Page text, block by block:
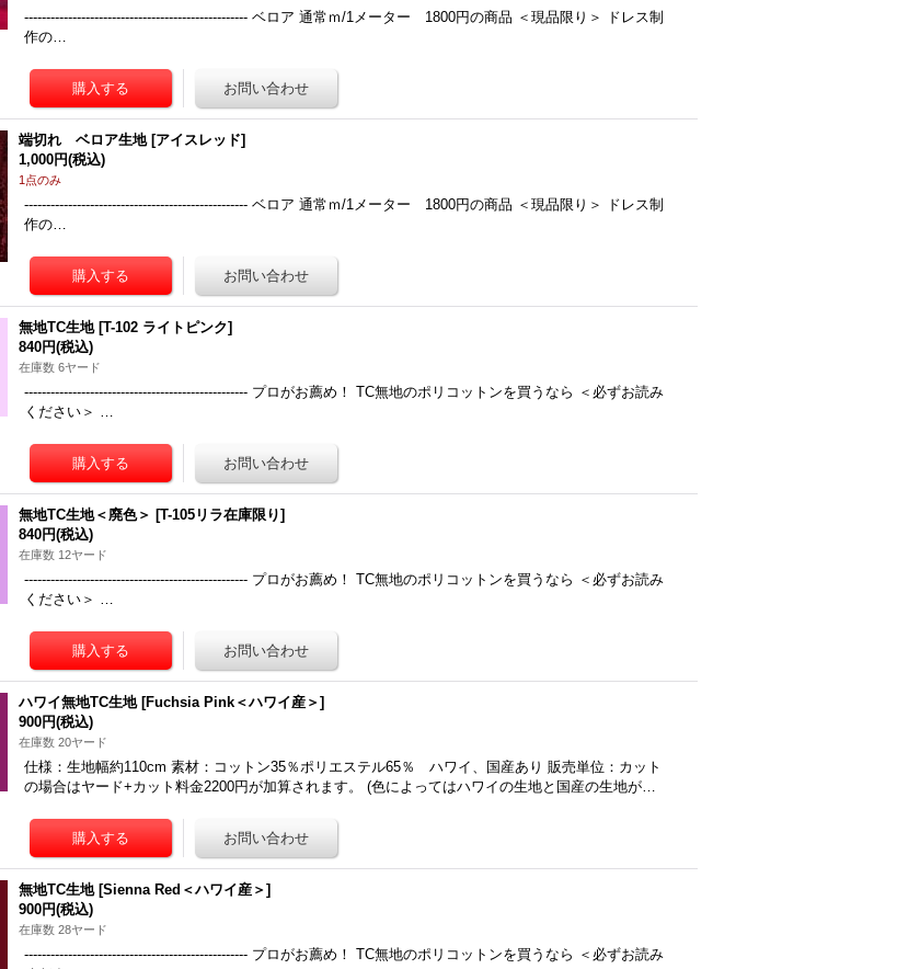
--------------------------------------------------- ベロア 通常ｍ/1メーター 1800円の商品 ＜現品限り＞ ドレス制
作の…
端切れ ベロア生地 [アイスレッド]
1,000円(税込)
1点のみ
--------------------------------------------------- ベロア 通常ｍ/1メーター 1800円の商品 ＜現品限り＞ ドレス制
作の…
無地TC生地 [T-102 ライトピンク]
840円(税込)
在庫数 6ヤード
--------------------------------------------------- プロがお薦め！ TC無地のポリコットンを買うなら ＜必ずお読み
ください＞ …
無地TC生地＜廃色＞ [T-105リラ在庫限り]
840円(税込)
在庫数 12ヤード
--------------------------------------------------- プロがお薦め！ TC無地のポリコットンを買うなら ＜必ずお読み
ください＞ …
ハワイ無地TC生地 [Fuchsia Pink＜ハワイ産＞ ]
900円(税込)
在庫数 20ヤード
仕様：生地幅約110cm 素材：コットン35％ポリエステル65％ ハワイ、国産あり 販売単位：カット
の場合はヤード+カット料金2200円が加算されます。 (色によってはハワイの生地と国産の生地が…
無地TC生地 [Sienna Red＜ハワイ産＞ ]
900円(税込)
在庫数 28ヤード
--------------------------------------------------- プロがお薦め！ TC無地のポリコットンを買うなら ＜必ずお読み